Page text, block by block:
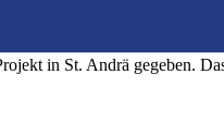
Bau des neuen
in St. Andrä gegeben.